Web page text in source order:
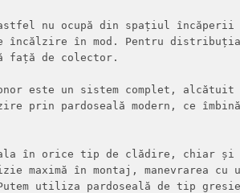
nu ocupă din spațiul
încălzire în mod. Pentru
față de colector.
este un sistem complet,
prin pardoseală modern, ce
în orice tip de clădire, chiar și
maximă în montaj,
utiliza pardoseală de tip